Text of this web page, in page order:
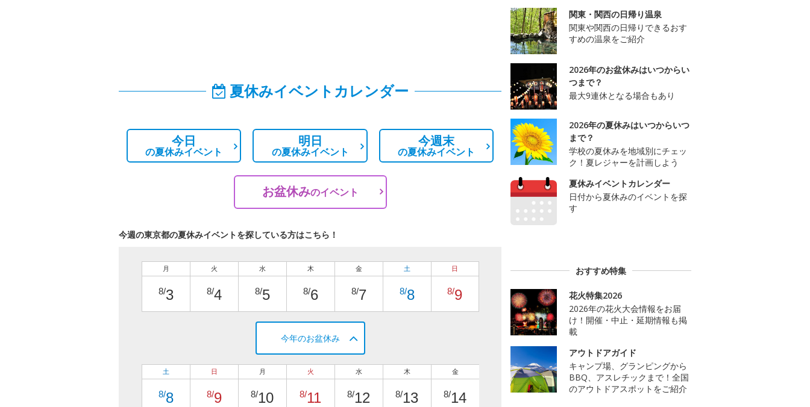
夏休みイベントカレンダー
今日
の夏休みイベント
明日
の夏休みイベント
今週末
の夏休みイベント
お盆休みのイベント
今週の東京都の夏休みイベントを探している方はこちら！
月
8/3
火
8/4
水
8/5
木
8/6
金
8/7
土
8/8
日
8/9
今年のお盆休み
土
8/8
日
8/9
月
8/10
火
8/11
水
8/12
木
8/13
金
8/14
関東・関西の日帰り温泉
関東や関西の日帰りできるおす
すめの温泉をご紹介
2026年のお盆休みはいつからい
つまで？
最大9連休となる場合もあり
2026年の夏休みはいつからいつ
まで？
学校の夏休みを地域別にチェッ
ク！夏レジャーを計画しよう
夏休みイベントカレンダー
日付から夏休みのイベントを探
す
おすすめ特集
花火特集2026
2026年の花火大会情報をお届
け！開催・中止・延期情報も掲
載
アウトドアガイド
キャンプ場、グランピングから
BBQ、アスレチックまで！全国
のアウトドアスポットをご紹介